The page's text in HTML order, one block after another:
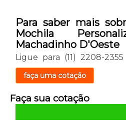
Para saber mais
Mochila
Machadinho D'Oeste
Ligue para (11) 2208-2355
faça uma cotação
Faça sua cotação